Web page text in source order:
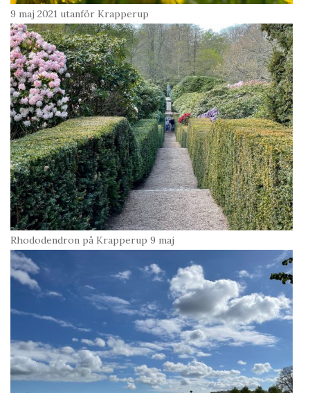
9 maj 2021 utanför Krapperup
Rhododendron på Krapperup 9 maj